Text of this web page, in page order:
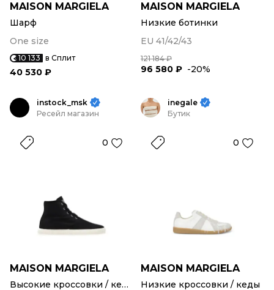
MAISON MARGIELA
Шарф
One size
10 133 в Сплит
40 530 ₽
MAISON MARGIELA
Низкие ботинки
EU 41/42/43
121 184 ₽
96 580 ₽ -20%
instock_msk
Ресейл магазин
0
MAISON MARGIELA
Высокие кроссовки / кеды
inegale
Бутик
0
MAISON MARGIELA
Низкие кроссовки / кеды